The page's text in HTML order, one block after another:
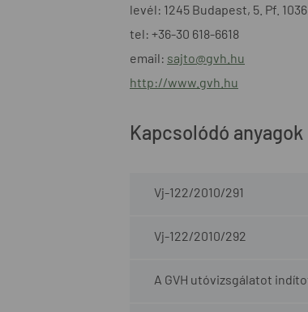
levél: 1245 Budapest, 5. Pf. 1036
tel: +36-30 618-6618
email: sajto@gvh.hu
http://www.gvh.hu
Kapcsolódó anyagok
Vj-122/2010/291
Vj-122/2010/292
A GVH utóvizsgálatot